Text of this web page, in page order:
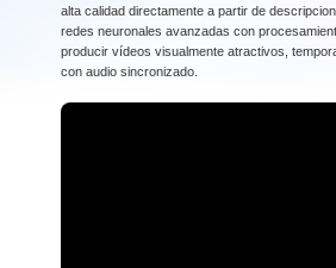
alta calidad directamente a partir de
redes neuronales avanzadas con
producir vídeos visualmente atractivos,
con audio sincronizado.